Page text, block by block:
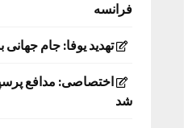
فرانسه
تهدید یوفا: جام
اختصاصی: مدافع
شد